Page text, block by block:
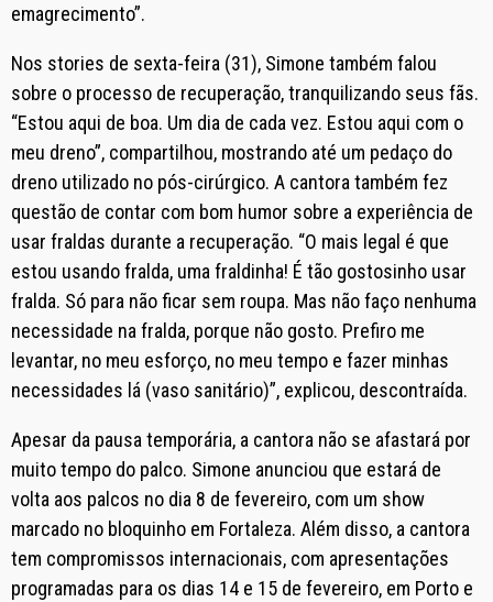
emagrecimento”.
Nos stories de sexta-feira (31), Simone também falou
sobre o processo de recuperação, tranquilizando seus fãs.
“Estou aqui de boa. Um dia de cada vez. Estou aqui com o
meu dreno”, compartilhou, mostrando até um pedaço do
dreno utilizado no pós-cirúrgico. A cantora também fez
questão de contar com bom humor sobre a experiência de
usar fraldas durante a recuperação. “O mais legal é que
estou usando fralda, uma fraldinha! É tão gostosinho usar
fralda. Só para não ficar sem roupa. Mas não faço nenhuma
necessidade na fralda, porque não gosto. Prefiro me
levantar, no meu esforço, no meu tempo e fazer minhas
necessidades lá (vaso sanitário)”, explicou, descontraída.
Apesar da pausa temporária, a cantora não se afastará por
muito tempo do palco. Simone anunciou que estará de
volta aos palcos no dia 8 de fevereiro, com um show
marcado no bloquinho em Fortaleza. Além disso, a cantora
tem compromissos internacionais, com apresentações
programadas para os dias 14 e 15 de fevereiro, em Porto e